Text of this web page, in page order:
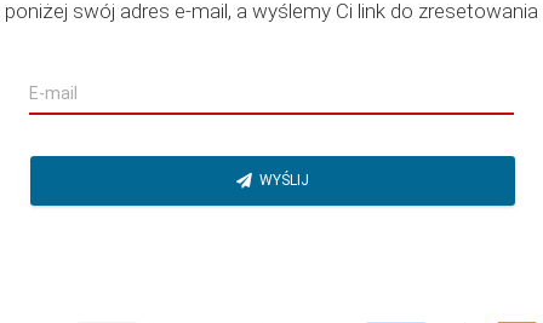
poniżej swój adres e-mail, a wyślemy Ci link do zresetowania
WYŚLIJ